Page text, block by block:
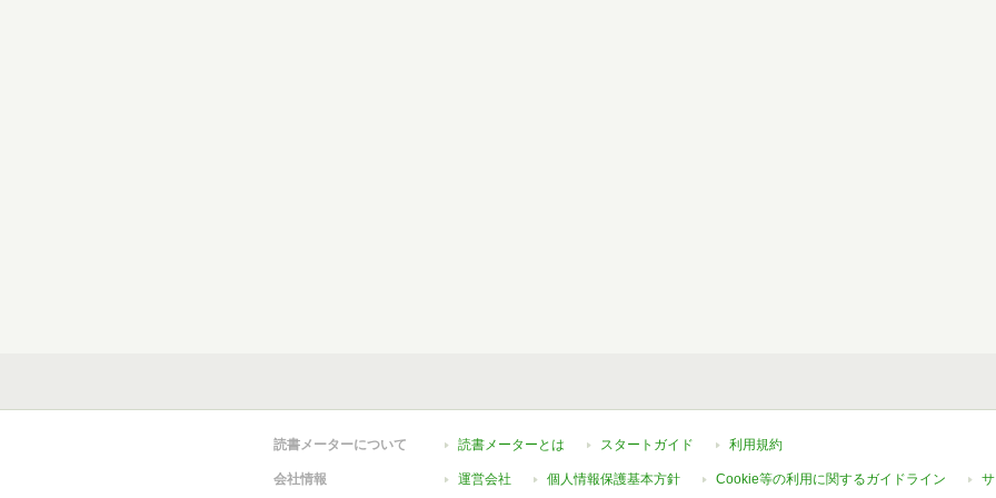
読書メーターについて 読書メーターとは スタートガイド 利用規約
会社情報 運営会社 個人情報保護基本方針 Cookie等の利用に関するガイドライン